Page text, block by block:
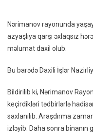
Nərimanov rayonunda
azyaşlıya qarşı əxlaqsız
məlumat daxil olub.
Bu barədə Daxili İşlər
Bildirilib ki, Nərimanov
keçirdikləri tədbirlərlə
saxlanılıb. Araşdırma
izləyib. Daha sonra binanın